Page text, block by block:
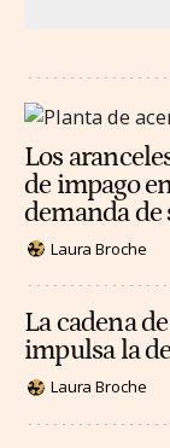
Los
de impago
demanda de
Laura Broche
La cadena
impulsa la
Laura Broche